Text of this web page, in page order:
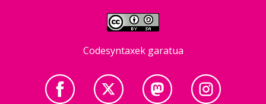
Codesyntaxek garatua